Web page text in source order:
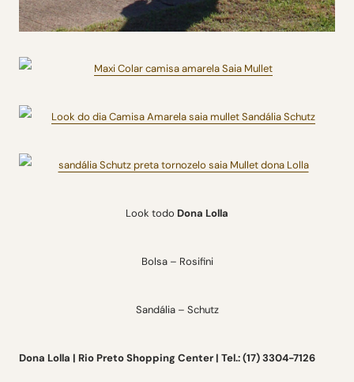
Look todo Dona Lolla
Bolsa – Rosifini
Sandália – Schutz
Dona Lolla | Rio Preto Shopping Center | Tel.: (17) 3304-7126